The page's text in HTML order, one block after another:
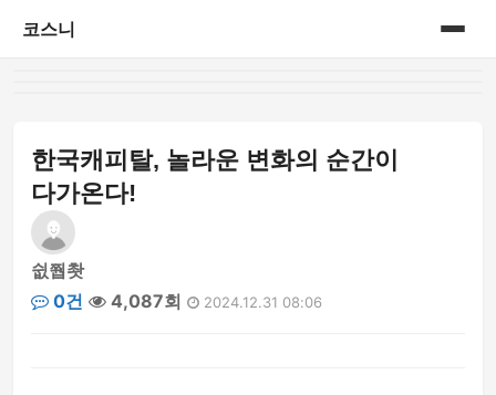
코스니
한국캐피탈, 놀라운 변화의 순간이
다가온다!
쉾쭵촷
0건
4,087회 2024.12.31 08:06